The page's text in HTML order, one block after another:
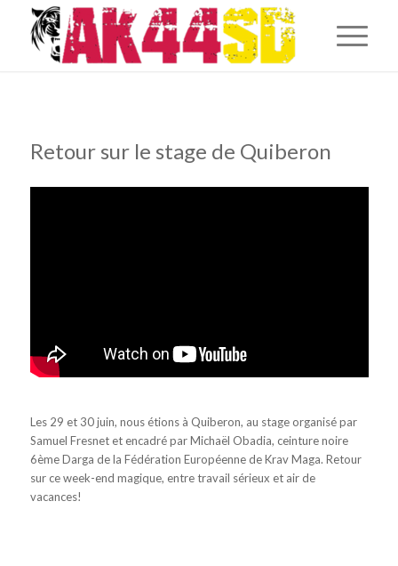
Retour sur le stage de Quiberon
Les 29 et 30 juin, nous étions à Quiberon, au stage organisé par
Samuel Fresnet et encadré par Michaël Obadia, ceinture noire
6ème Darga de la Fédération Européenne de Krav Maga. Retour
sur ce week-end magique, entre travail sérieux et air de
vacances!